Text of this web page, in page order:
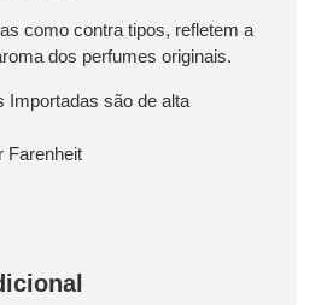
como contra tipos, refletem a
dos perfumes originais.
Importadas são de alta
Farenheit